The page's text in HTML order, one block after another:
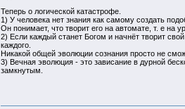
Теперь о логической катастрофе.
1) У человека нет знания как самому создать
Он понимает, что творит его на автомате, т. е на
2) Если каждый станет Богом и начнёт творит
каждого.
Никакой общей эволюции сознания просто не
3) Вечная эволюция - это зависание в дурной
замкнутым.